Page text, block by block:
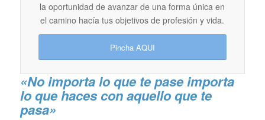
la oportunidad de avanzar de una forma única en
el camino hacía tus objetivos de profesión y vida.
Pincha AQUI
«No importa lo que te pase importa
lo que haces con aquello que te
pasa»